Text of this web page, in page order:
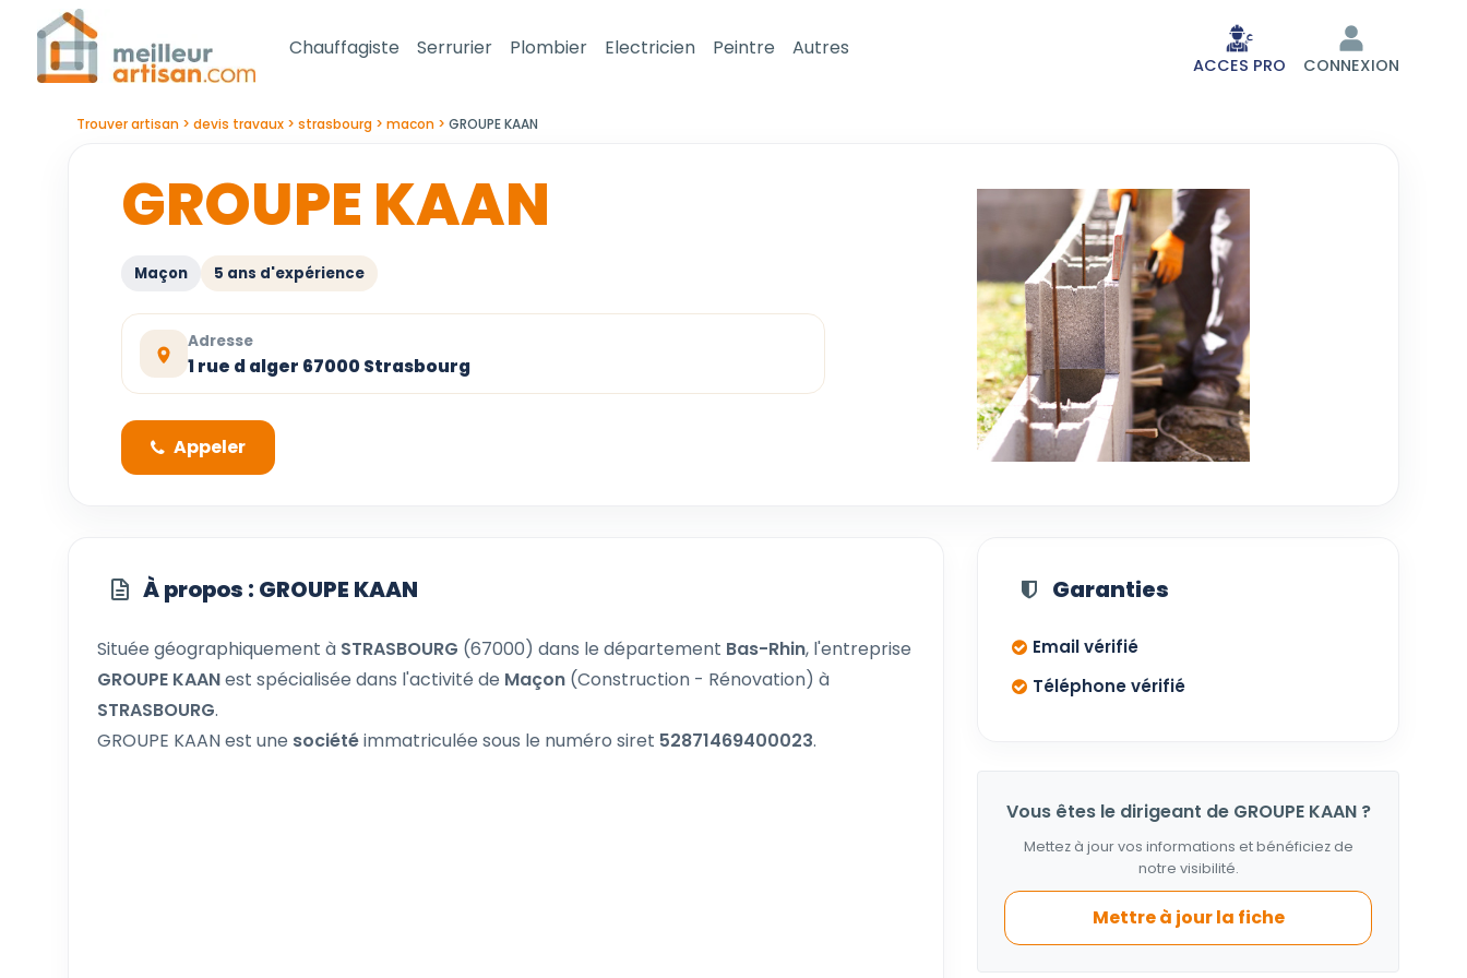
Chauffagiste Serrurier Plombier Electricien Peintre Autres
ACCES PRO CONNEXION
Trouver artisan devis travaux strasbourg macon GROUPE KAAN
GROUPE KAAN
Maçon 5 ans d'expérience
Adresse
1 rue d alger 67000 Strasbourg
Appeler
À propos : GROUPE KAAN
Située géographiquement à STRASBOURG (67000) dans le département Bas-Rhin, l'entreprise
GROUPE KAANest spécialisée dans l'activité de Maçon (Construction - Rénovation) à
STRASBOURG.
GROUPE KAAN est une sociétéimmatriculée sous le numéro siret 52871469400023.
Garanties
Email vérifié
Téléphone vérifié
Vous êtes le dirigeant de GROUPE KAAN ?
Mettez à jour vos informations et bénéficiez de
notre visibilité.
Mettre à jour la fiche